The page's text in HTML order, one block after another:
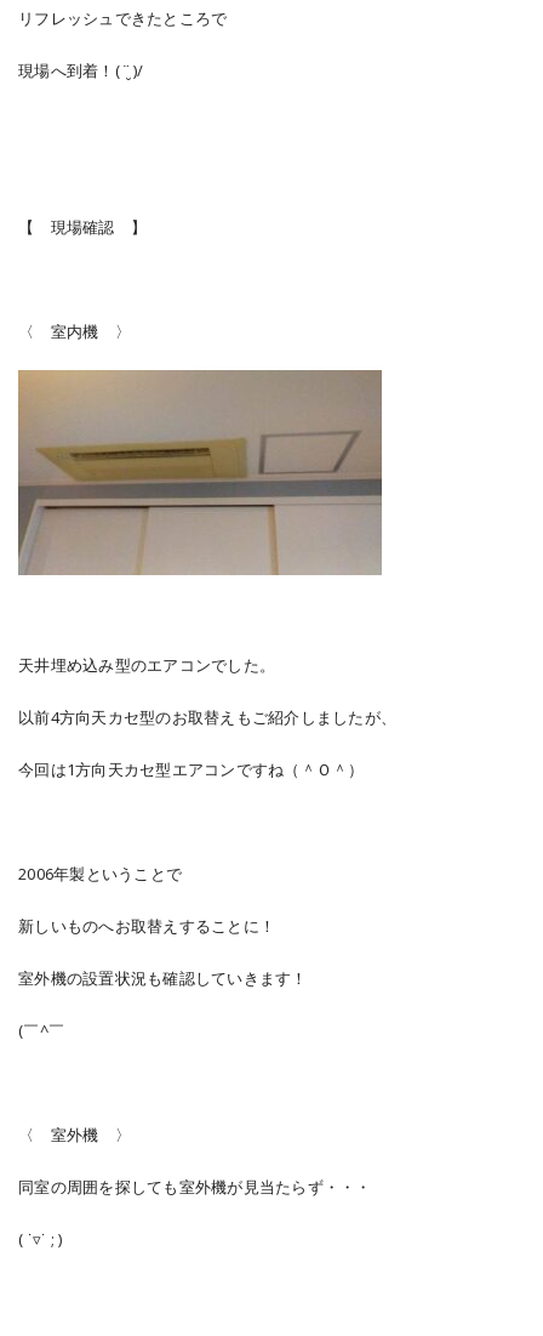
リフレッシュできたところで
現場へ到着！( ¨̮ )/
【 現場確認 】
〈 室内機 〉
天井埋め込み型のエアコンでした。
以前4方向天カセ型のお取替えもご紹介しましたが、
今回は1方向天カセ型エアコンですね（＾Ｏ＾）
2006年製ということで
新しいものへお取替えすることに！
室外機の設置状況も確認していきます！
(￣^￣ゞ
〈 室外機 〉
同室の周囲を探しても室外機が見当たらず・・・
( ˙▿˙ ; )